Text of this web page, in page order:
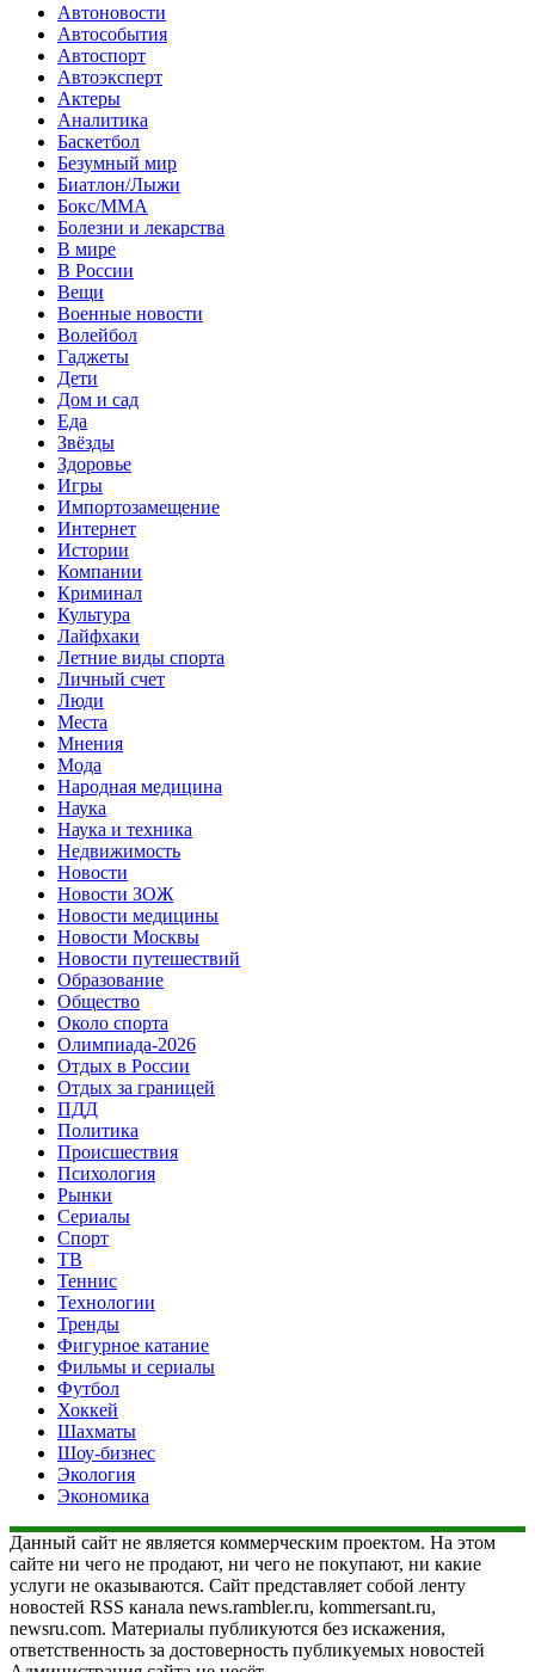
Автоновости
Автособытия
Автоспорт
Автоэксперт
Актеры
Аналитика
Баскетбол
Безумный мир
Биатлон/Лыжи
Бокс/MMA
Болезни и лекарства
В мире
В России
Вещи
Военные новости
Волейбол
Гаджеты
Дети
Дом и сад
Еда
Звёзды
Здоровье
Игры
Импортозамещение
Интернет
Истории
Компании
Криминал
Культура
Лайфхаки
Летние виды спорта
Личный счет
Люди
Места
Мнения
Мода
Народная медицина
Наука
Наука и техника
Недвижимость
Новости
Новости ЗОЖ
Новости медицины
Новости Москвы
Новости путешествий
Образование
Общество
Около спорта
Олимпиада-2026
Отдых в России
Отдых за границей
ПДД
Политика
Происшествия
Психология
Рынки
Сериалы
Спорт
ТВ
Теннис
Технологии
Тренды
Фигурное катание
Фильмы и сериалы
Футбол
Хоккей
Шахматы
Шоу-бизнес
Экология
Экономика
Данный сайт не является коммерческим проектом. На этом
сайте ни чего не продают, ни чего не покупают, ни какие
услуги не оказываются. Сайт представляет собой ленту
новостей RSS канала news.rambler.ru, kommersant.ru,
newsru.com. Материалы публикуются без искажения,
ответственность за достоверность публикуемых новостей